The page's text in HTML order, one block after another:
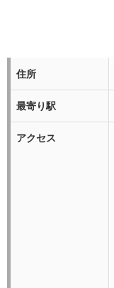
住所
最寄り駅
アクセス